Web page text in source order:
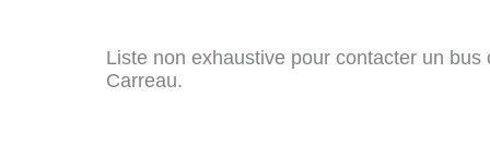
Liste non exhaustive pour contacter un
Carreau.